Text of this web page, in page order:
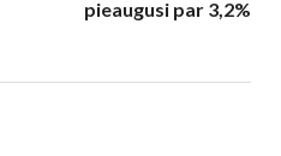
pieaugusi par 3,2%